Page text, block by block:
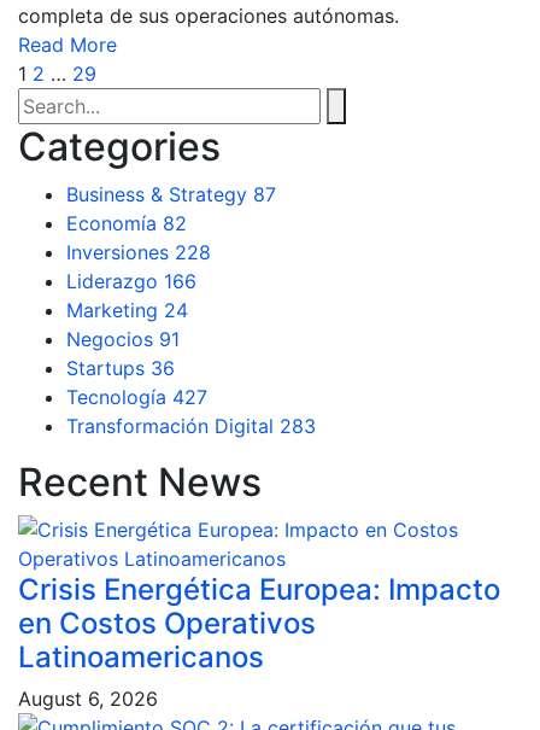
completa de sus operaciones autónomas.
Read More
1 2 … 29
Categories
Business & Strategy 87
Economía 82
Inversiones 228
Liderazgo 166
Marketing 24
Negocios 91
Startups 36
Tecnología 427
Transformación Digital 283
Recent News
Crisis Energética Europea: Impacto
en Costos Operativos
Latinoamericanos
August 6, 2026